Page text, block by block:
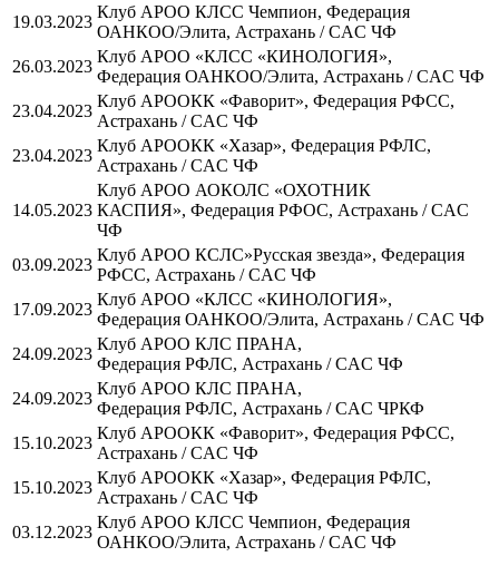
19.03.2023
Клуб АРОО КЛСС Чемпион, Федерация
ОАНКОО/Элита, Астрахань / CAC ЧФ
26.03.2023
Клуб АРОО «КЛСС «КИНОЛОГИЯ»,
Федерация ОАНКОО/Элита, Астрахань / CAC ЧФ
23.04.2023
Клуб АРООКК «Фаворит», Федерация РФСС,
Астрахань / CAC ЧФ
23.04.2023
Клуб АРООКК «Хазар», Федерация РФЛС,
Астрахань / CAC ЧФ
14.05.2023
Клуб АРОО АОКОЛС «ОХОТНИК
КАСПИЯ», Федерация РФОС, Астрахань / CAC
ЧФ
03.09.2023
Клуб АРОО КСЛС»Русская звезда», Федерация
РФСС, Астрахань / CAC ЧФ
17.09.2023
Клуб АРОО «КЛСС «КИНОЛОГИЯ»,
Федерация ОАНКОО/Элита, Астрахань / CAC ЧФ
24.09.2023
Клуб АРОО КЛС ПРАНА,
Федерация РФЛС, Астрахань / CAC ЧФ
24.09.2023
Клуб АРОО КЛС ПРАНА,
Федерация РФЛС, Астрахань / CAC ЧРКФ
15.10.2023
Клуб АРООКК «Фаворит», Федерация РФСС,
Астрахань / CAC ЧФ
15.10.2023
Клуб АРООКК «Хазар», Федерация РФЛС,
Астрахань / CAC ЧФ
03.12.2023
Клуб АРОО КЛСС Чемпион, Федерация
ОАНКОО/Элита, Астрахань / CAC ЧФ